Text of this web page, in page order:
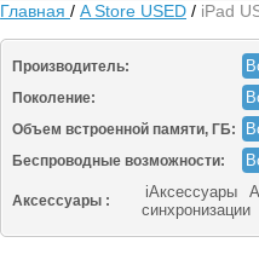
Главная / A Store USED / iPad
Производитель:
Поколение:
Объем встроенной памяти, ГБ:
Беспроводные возможности:
Аксессуары : iАксессуары
синхронизации